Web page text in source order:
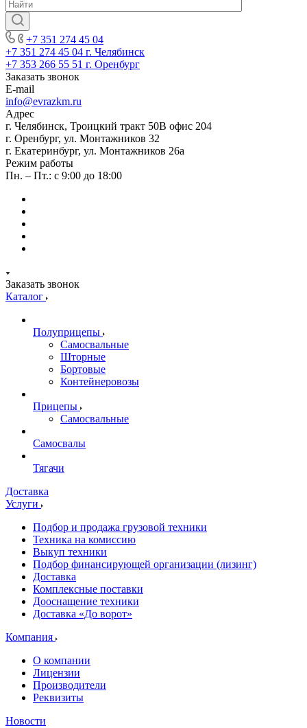
+7 351 274 45 04
+7 351 274 45 04 г. Челябинск
+7 353 266 55 51 г. Оренбург
Заказать звонок
E-mail
info@evrazkm.ru
Адрес
г. Челябинск, Троицкий тракт 50В офис 204
г. Оренбург, ул. Монтажников 32
г. Екатеринбург, ул. Монтажников 26а
Режим работы
Пн. – Пт.: с 9:00 до 18:00
Заказать звонок
Каталог
Полуприцепы
Самосвальные
Шторные
Бортовые
Контейнеровозы
Прицепы
Самосвальные
Самосвалы
Тягачи
Доставка
Услуги
Подбор и продажа грузовой техники
Техника на комиссию
Выкуп техники
Подбор финансирующей организации (лизинг)
Доставка
Комплексные поставки
Дооснащение техники
Доставка «До ворот»
Компания
О компании
Лицензии
Производители
Реквизиты
Новости